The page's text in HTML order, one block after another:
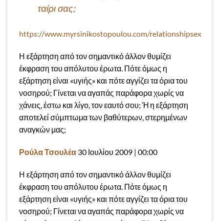
ταίρι σας;
https://www.myrsinikostopoulou.com/relationshipsex
Η εξάρτηση από τον σημαντικό άλλον θυμίζει
έκφραση του απόλυτου έρωτα. Πότε όμως η
εξάρτηση είναι «υγιής» και πότε αγγίζει τα όρια του
νοσηρού; Γίνεται να αγαπάς παράφορα χωρίς να
χάνεις, έστω και λίγο, τον εαυτό σου; Ή η εξάρτηση
αποτελεί σύμπτωμα των βαθύτερων, στερημένων
αναγκών μας;
Ρούλα Τσουλέα 30 Ιουλίου 2009 | 00:00
Η εξάρτηση από τον σημαντικό άλλον θυμίζει
έκφραση του απόλυτου έρωτα. Πότε όμως η
εξάρτηση είναι «υγιής» και πότε αγγίζει τα όρια του
νοσηρού; Γίνεται να αγαπάς παράφορα χωρίς να